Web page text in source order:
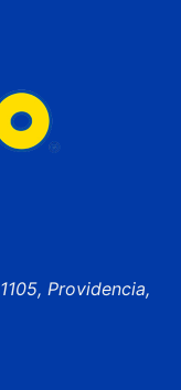
Providencia,